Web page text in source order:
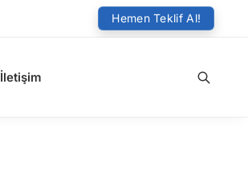
Hemen Teklif Al!
İletişim